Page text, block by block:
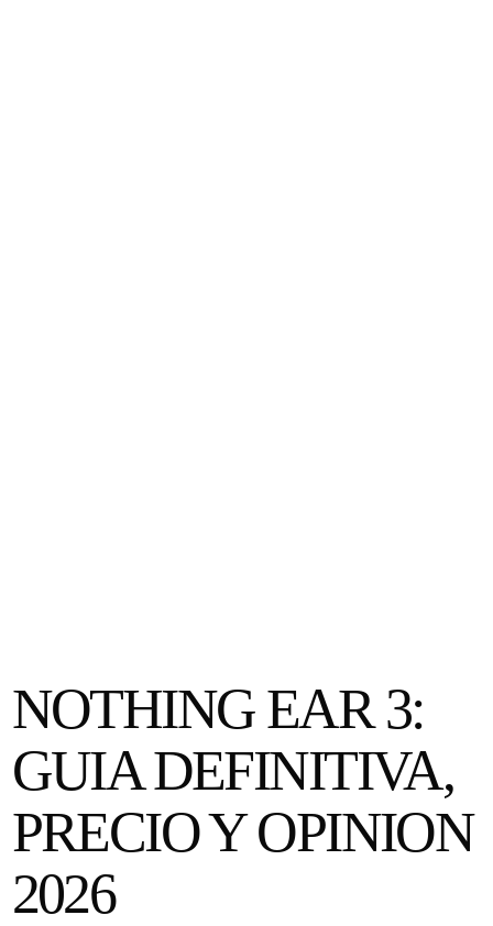
NOTHING EAR 3:
GUIA DEFINITIVA,
PRECIO Y OPINION
2026